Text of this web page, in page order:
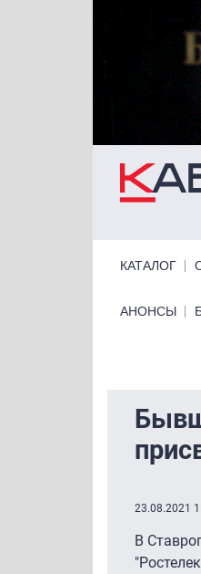
КАТАЛОГ
Primary links
АНОНСЫ
23.08.2021
В